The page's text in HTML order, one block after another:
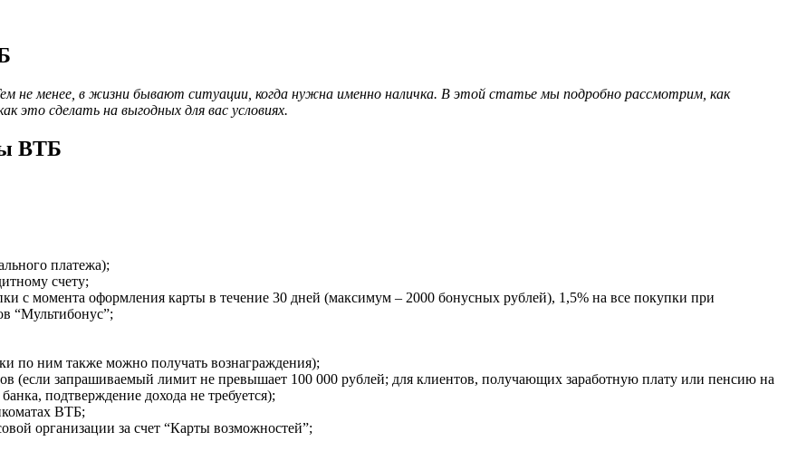
не менее, в жизни бывают ситуации, когда нужна именно наличка. В этой статье мы подробно рассмотрим, как
это сделать на выгодных для вас условиях.
ВТБ
платежа);
счету;
с момента оформления карты в течение 30 дней (максимум – 2000 бонусных рублей), 1,5% на все покупки при
“Мультибонус”;
по ним также можно получать вознаграждения);
(если запрашиваемый лимит не превышает 100 000 рублей; для клиентов, получающих заработную плату или пенсию на
подтверждение дохода не требуется);
ВТБ;
организации за счет “Карты возможностей”;